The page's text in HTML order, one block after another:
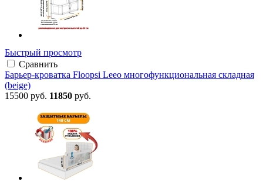
Быстрый просмотр
Сравнить
Барьер-кроватка Floopsi Leeo многофункциональная складная
(beige)
15500 руб. 11850 руб.